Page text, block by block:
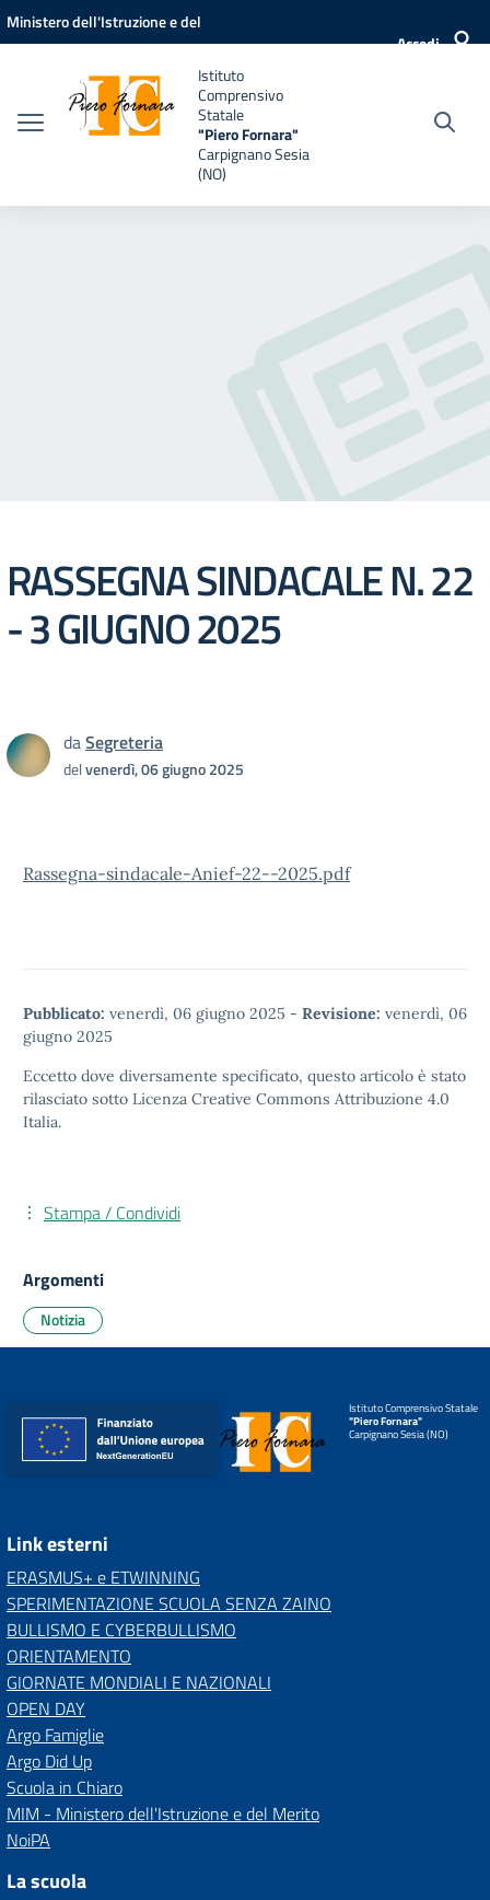
Vai ai contenuti
Vai al menu di navigazione
Vai al footer
Ministero dell'Istruzione e del
Accedi
Istituto
Comprensivo
Statale
"Piero Fornara"
Carpignano Sesia
(NO)
RASSEGNA SINDACALE N. 22
- 3 GIUGNO 2025
daSegreteria
delvenerdì, 06 giugno 2025
Rassegna-sindacale-Anief-22--2025.pdf
Pubblicato: venerdì, 06 giugno 2025 - Revisione: venerdì, 06
giugno 2025
Eccetto dove diversamente specificato, questo articolo è stato
rilasciato sotto Licenza Creative Commons Attribuzione 4.0
Italia.
Stampa / Condividi
Argomenti
Notizia
Istituto Comprensivo Statale
"Piero Fornara"
Carpignano Sesia (NO)
Link esterni
ERASMUS+ e ETWINNING
SPERIMENTAZIONE SCUOLA SENZA ZAINO
BULLISMO E CYBERBULLISMO
ORIENTAMENTO
GIORNATE MONDIALI E NAZIONALI
OPEN DAY
Argo Famiglie
Argo Did Up
Scuola in Chiaro
MIM - Ministero dell'Istruzione e del Merito
NoiPA
La scuola